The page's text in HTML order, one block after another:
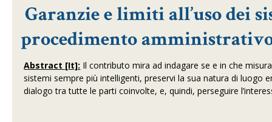
Garanzie e limiti all’uso dei
procedimento
Abstract [It]: Il contributo mira ad indagare se e in che
sistemi sempre più intelligenti, preservi la sua natura di
dialogo tra tutte le parti coinvolte, e, quindi, perseguire